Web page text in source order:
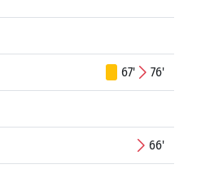
67' 76'
66'